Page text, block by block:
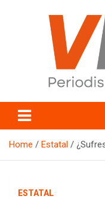
Home Estatal
ESTATAL